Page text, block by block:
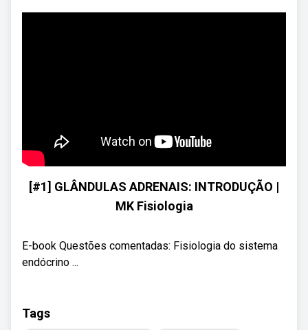
[#1] GLÂNDULAS ADRENAIS: INTRODUÇÃO |
MK Fisiologia
E-book Questões comentadas: Fisiologia do sistema
endócrino ...
Tags